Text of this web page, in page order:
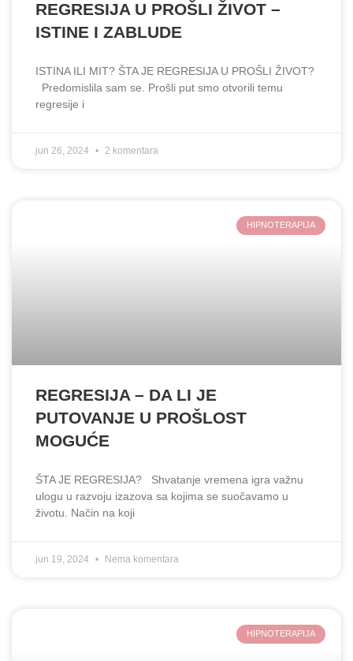
REGRESIJA U PROŠLI ŽIVOT –
ISTINE I ZABLUDE
ISTINA ILI MIT? ŠTA JE REGRESIJA U PROŠLI ŽIVOT?
Predomislila sam se. Prošli put smo otvorili temu
regresije i
jun 26, 2024 2 komentara
HIPNOTERAPIJA
REGRESIJA – DA LI JE
PUTOVANJE U PROŠLOST
MOGUĆE
ŠTA JE REGRESIJA? Shvatanje vremena igra važnu
ulogu u razvoju izazova sa kojima se suočavamo u
životu. Način na koji
jun 19, 2024 Nema komentara
HIPNOTERAPIJA